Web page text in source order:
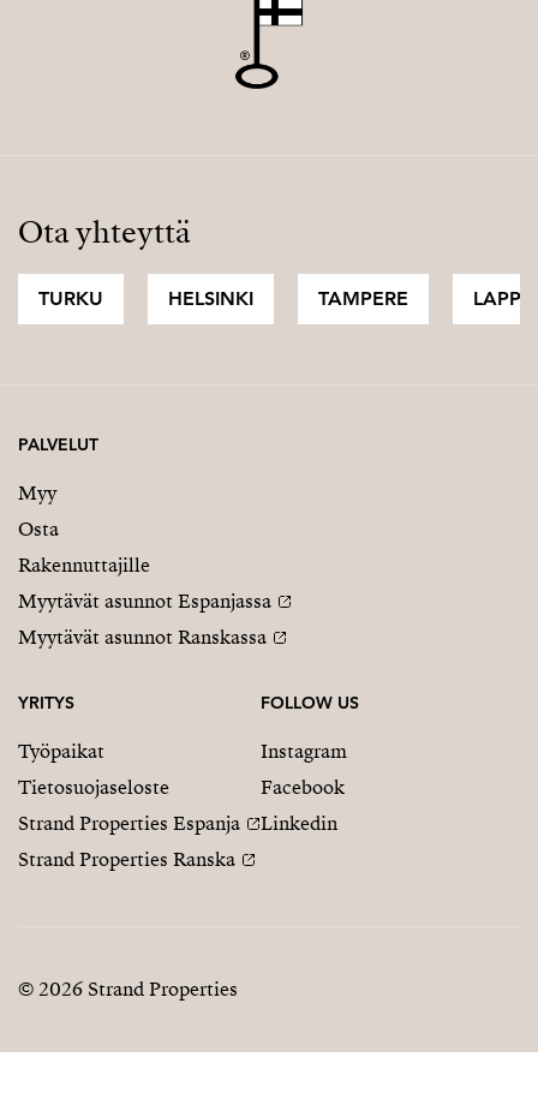
Ota yhteyttä
TURKU HELSINKI TAMPERE LAPPI
PALVELUT
Myy
Osta
Rakennuttajille
Myytävät asunnot Espanjassa
Myytävät asunnot Ranskassa
YRITYS
Työpaikat
Tietosuojaseloste
Strand Properties Espanja
Strand Properties Ranska
FOLLOW US
Instagram
Facebook
Linkedin
© 2026 Strand Properties